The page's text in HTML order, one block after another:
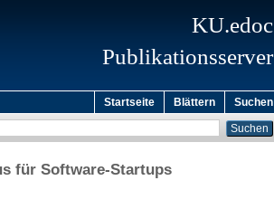
KU.edoc
Publikationsserver
Startseite Blättern Suchen
für Software-Startups